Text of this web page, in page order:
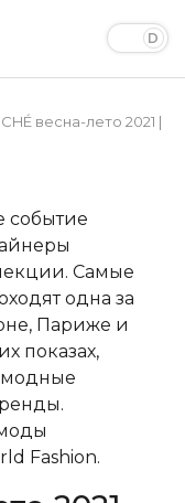
весна-лето 2021 |
событие
Самые
одна за
Париже и
показах,
Fashion.